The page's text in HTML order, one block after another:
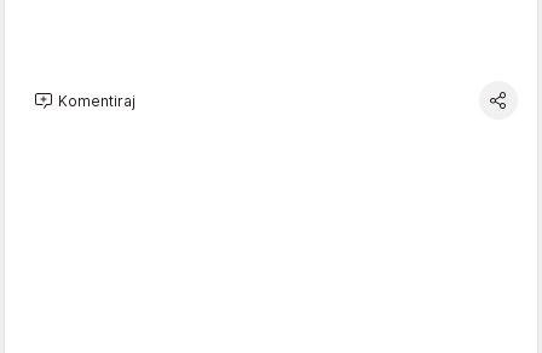
Komentiraj